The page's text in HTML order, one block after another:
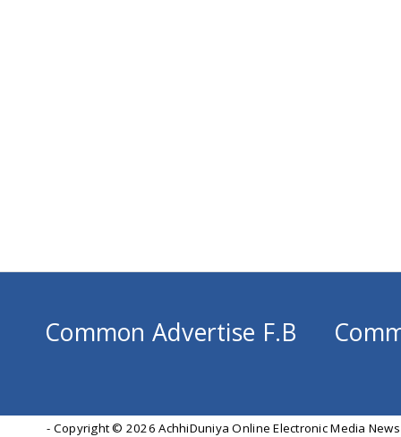
Common Advertise F.B
- Copyright © 2026 AchhiDuniya Online Electronic Media